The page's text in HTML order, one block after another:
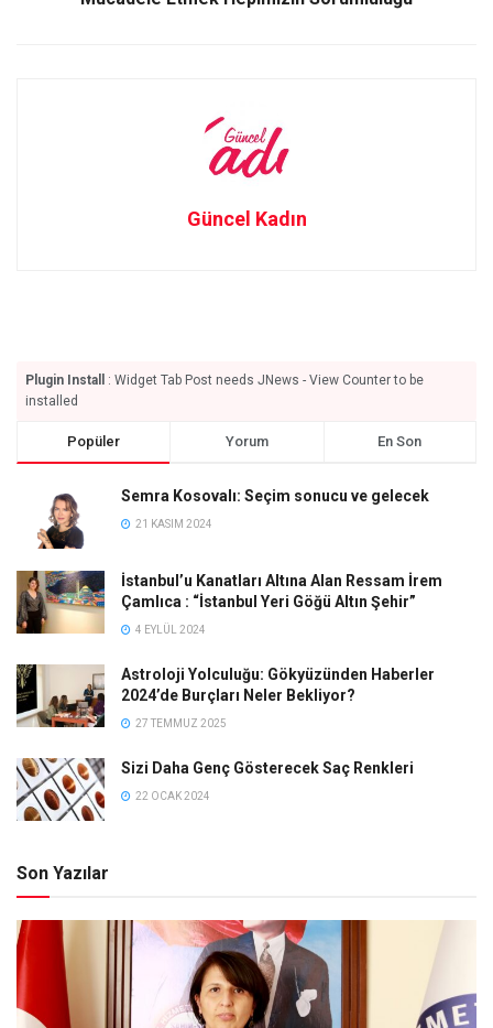
Güncel Kadın
Plugin Install
: Widget Tab Post needs JNews - View Counter to be
installed
Popüler Yorum En Son
Semra Kosovalı: Seçim sonucu ve gelecek
21 KASIM 2024
İstanbul’u Kanatları Altına Alan Ressam İrem
Çamlıca : “İstanbul Yeri Göğü Altın Şehir”
4 EYLÜL 2024
Astroloji Yolculuğu: Gökyüzünden Haberler
2024’de Burçları Neler Bekliyor?
27 TEMMUZ 2025
Sizi Daha Genç Gösterecek Saç Renkleri
22 OCAK 2024
Son Yazılar